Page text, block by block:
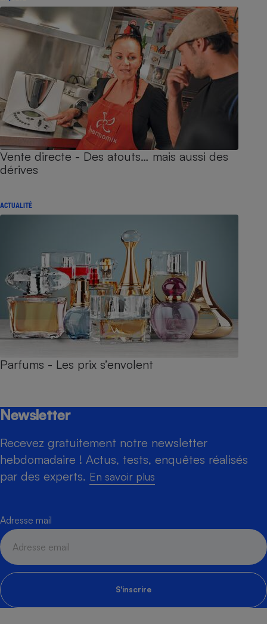
Vente directe - Des atouts… mais aussi des
dérives
ACTUALITÉ
Parfums - Les prix s’envolent
Newsletter
Recevez gratuitement notre newsletter
hebdomadaire ! Actus, tests, enquêtes réalisés
par des experts. En savoir plus
Adresse mail
S'inscrire